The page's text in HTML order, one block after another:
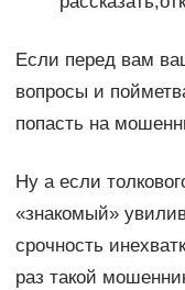
Если перед вам
вопросы и
попасть на
Ну а если
«знакомый»
срочность
раз такой